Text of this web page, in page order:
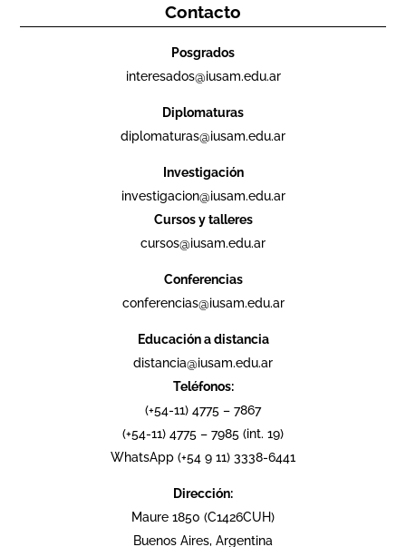
Contacto
Posgrados
interesados@iusam.edu.ar
Diplomaturas
diplomaturas@iusam.edu.ar
Investigación
investigacion@iusam.edu.ar
Cursos y talleres
cursos@iusam.edu.ar
Conferencias
conferencias@iusam.edu.ar
Educación a distancia
distancia@iusam.edu.ar
Teléfonos:
(+54-11) 4775 – 7867
(+54-11) 4775 – 7985 (int. 19)
WhatsApp (+54 9 11) 3338-6441
Dirección:
Maure 1850 (C1426CUH)
Buenos Aires, Argentina